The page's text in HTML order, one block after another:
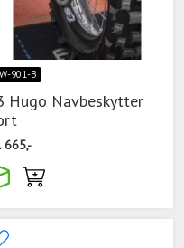
901-B
Hugo Navbeskytter
665,-